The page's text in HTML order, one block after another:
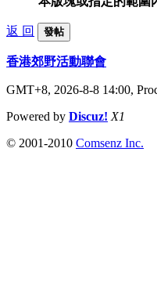
返 回 發帖
香港郊野活動聯會
GMT+8, 2026-8-8 14:00,
Powered by Discuz! X1
© 2001-2010 Comsenz Inc.